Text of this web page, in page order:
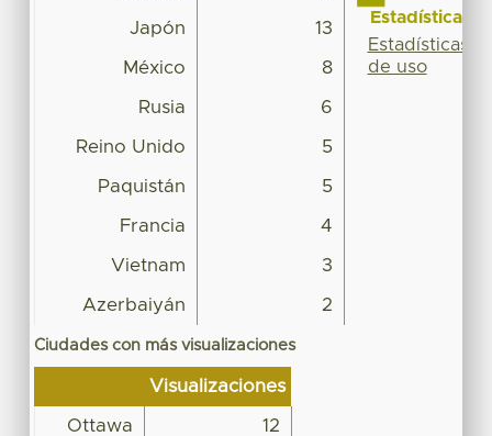
Japón 13
México 8
Rusia 6
Reino Unido 5
Paquistán 5
Francia 4
Vietnam 3
Azerbaiyán 2
Ciudades con más visualizaciones
Visualizaciones
Ottawa 12
Estadísticas
Estadísticas
de uso